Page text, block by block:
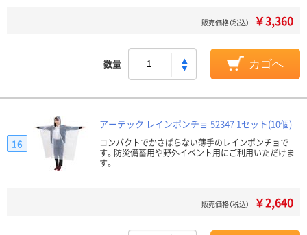
販売価格（税込） ￥3,360
数量 カゴへ
アーテック レインポンチョ 52347 1セット(10個)
コンパクトでかさばらない薄手のレインポンチョで
す。防災備蓄用や野外イベント用にご利用いただけま
す。
16
販売価格（税込） ￥2,640